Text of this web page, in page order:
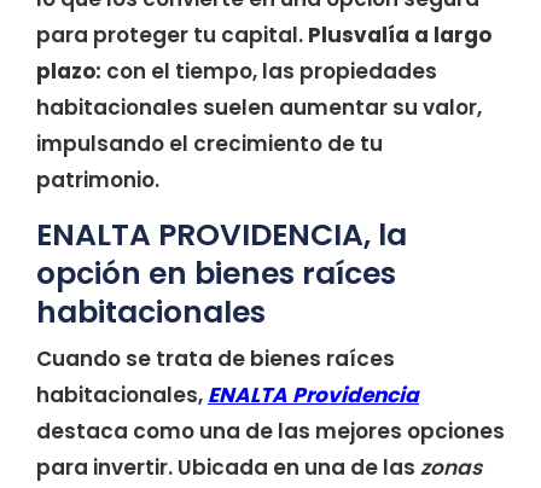
para proteger tu capital. Plusvalía a largo
plazo: con el tiempo, las propiedades
habitacionales suelen aumentar su valor,
impulsando el crecimiento de tu
patrimonio.
ENALTA PROVIDENCIA, la
opción en bienes raíces
habitacionales
Cuando se trata de bienes raíces
habitacionales, ENALTA Providencia
destaca como una de las mejores opciones
para invertir. Ubicada en una de las zonas